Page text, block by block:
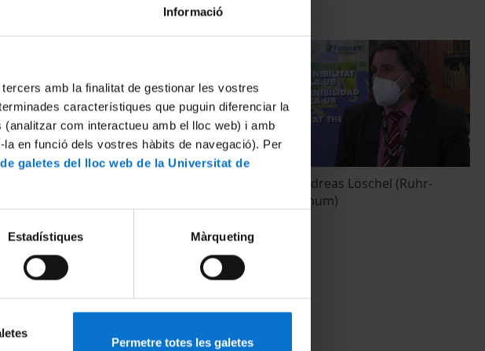
Informació
amb la finalitat de gestionar les vostres
característiques que puguin diferenciar la
com interactueu amb el lloc web) i amb
en funció dels vostres hàbits de navegació). Per
galetes del lloc web de la Universitat de
Estadístiques Màrqueting
Permetre totes les galetes
Entrevista a Andreas Löschel (Ruhr-
University Bochum)